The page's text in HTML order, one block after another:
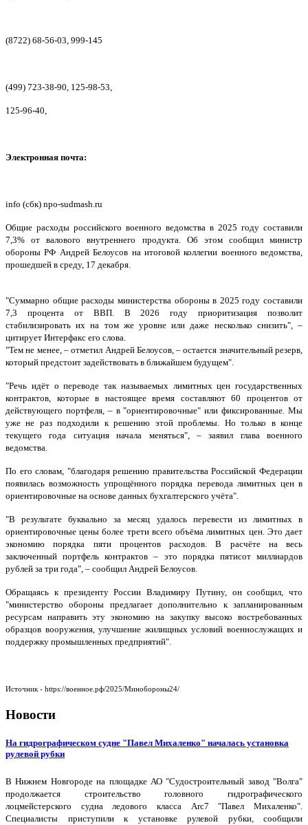
(8722) 68-56-03, 999-145
(499) 723-38-90, 125-98-53,
125-96-40,
Электронная почта:
info (сбк) npo-sudmash.ru
Общие расходы российского военного ведомства в 2025 году составили
7,3% от валового внутреннего продукта. Об этом сообщил министр
обороны РФ Андрей Белоусов на итоговой коллегии военного ведомства,
прошедшей в среду, 17 декабря.
"Суммарно общие расходы министерства обороны в 2025 году составили
7,3 процента от ВВП. В 2026 году приоритизация позволит
стабилизировать их на том же уровне или даже несколько снизить", –
цитирует Интерфакс его слова.
"Тем не менее, – отметил Андрей Белоусов, – остается значительный резерв,
который предстоит задействовать в ближайшем будущем".
"Речь идёт о переводе так называемых лимитных цен государственных
контрактов, которые в настоящее время составляют 60 процентов от
действующего портфеля, – в "ориентировочные" или фиксированные. Мы
уже не раз подходили к решению этой проблемы. Но только в конце
текущего года ситуация начала меняться", – заявил глава военного
ведомства.
По его словам, "благодаря решению правительства Российской Федерации
появилась возможность упрощённого порядка перевода лимитных цен в
ориентировочные на основе данных бухгалтерского учёта".
"В результате буквально за месяц удалось перевести из лимитных в
ориентировочные цены более трети всего объёма лимитных цен. Это дает
экономию порядка пяти процентов расходов. В расчёте на весь
заключенный портфель контрактов – это порядка пятисот миллиардов
рублей за три года", – сообщил Андрей Белоусов.
Обращаясь к президенту России Владимиру Путину, он сообщил, что
"министерство обороны предлагает дополнительно к запланированным
ресурсам направить эту экономию на закупку высоко востребованных
образцов вооружения, улучшение жилищных условий военнослужащих и
поддержку промышленных предприятий".
Источник - https://военное.рф/2025/Минобороны24/
Новости
На гидрографическом судне "Павел Михаленко" началась установка
рулевой рубки
В Нижнем Новгороде на площадке АО "Судостроительный завод "Волга"
продолжается строительство головного гидрографического
лоцмейстерского судна ледового класса Arc7 "Павел Михаленко".
Специалисты приступили к установке рулевой рубки, сообщили